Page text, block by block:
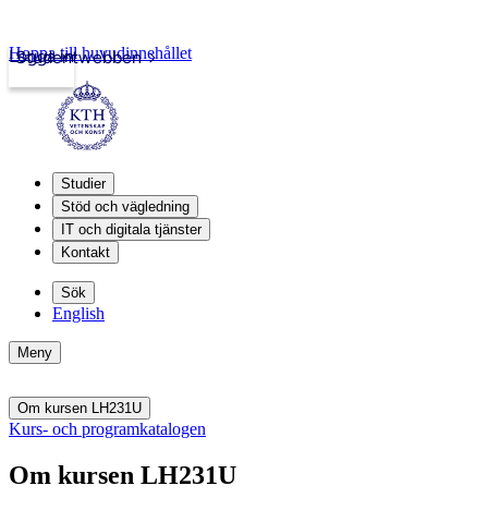
Studentwebben
Logga in
Hoppa till huvudinnehållet
Studier
Stöd och vägledning
IT och digitala tjänster
Kontakt
Sök
English
Meny
Om kursen LH231U
Kurs- och programkatalogen
Om kursen LH231U